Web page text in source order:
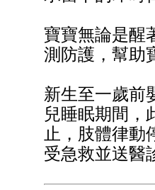
寶寶無論是醒
測防護，幫助
新生至一歲前
兒睡眠期間，
止，肢體律動
受急救並送醫